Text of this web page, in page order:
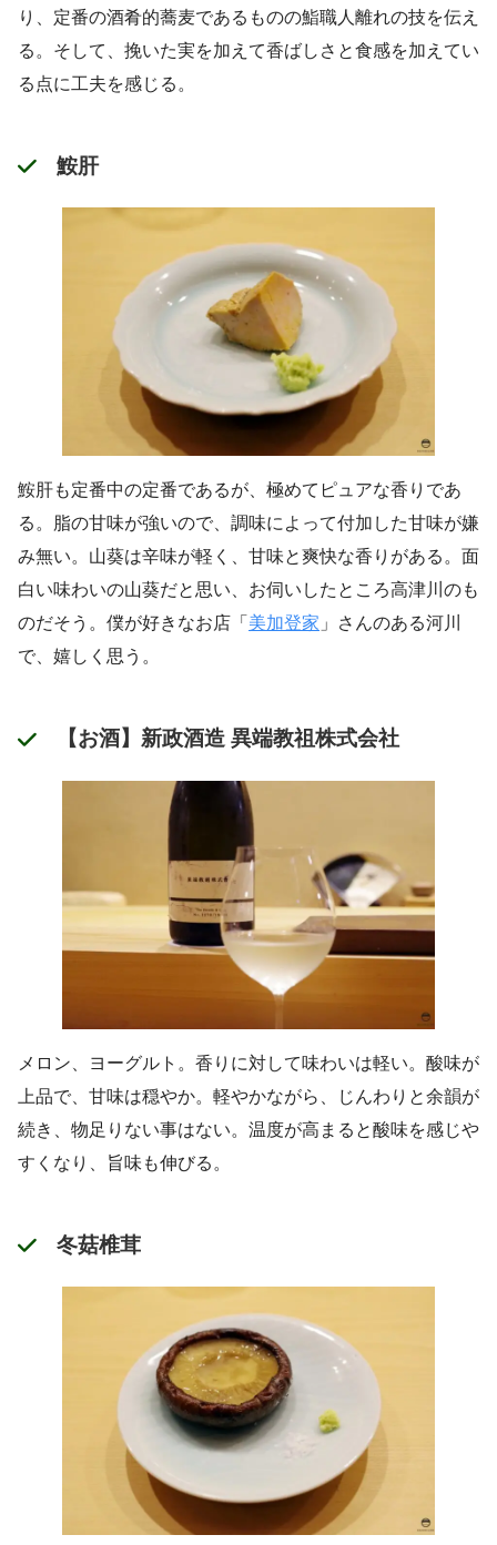
り、定番の酒肴的蕎麦であるものの鮨職人離れの技を伝え
る。そして、挽いた実を加えて香ばしさと食感を加えてい
る点に工夫を感じる。
鮟肝
鮟肝も定番中の定番であるが、極めてピュアな香りであ
る。脂の甘味が強いので、調味によって付加した甘味が嫌
み無い。山葵は辛味が軽く、甘味と爽快な香りがある。面
白い味わいの山葵だと思い、お伺いしたところ高津川のも
のだそう。僕が好きなお店「 美加登家 」さんのある河川
で、嬉しく思う。
【お酒】新政酒造 異端教祖株式会社
メロン、ヨーグルト。香りに対して味わいは軽い。酸味が
上品で、甘味は穏やか。軽やかながら、じんわりと余韻が
続き、物足りない事はない。温度が高まると酸味を感じや
すくなり、旨味も伸びる。
冬菇椎茸